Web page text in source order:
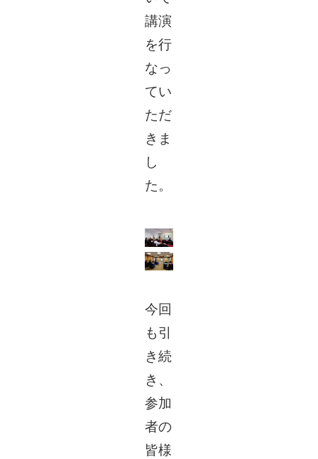
講演
を行
なっ
てい
ただ
きま
し
た。
今回
も引
き続
き、
参加
者の
皆様